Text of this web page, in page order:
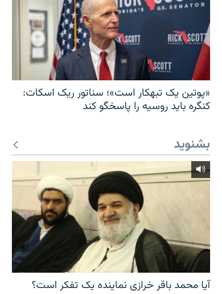
«پوتین یک تبهکار است»؛ سناتور ریک اسکات:
کنگره باید روسیه را پاسخگو کند
بشنوید
آیا محمد باقر خرازی نماینده یک تفکر است؟